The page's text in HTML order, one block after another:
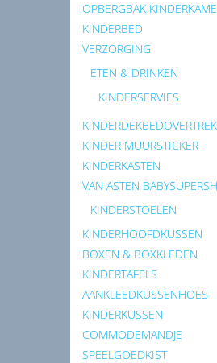
OPBERGBAK
KINDERBED
VERZORGING
ETEN & DRINKEN
KINDERSERVIES
KINDERDEKBEDOVERTREK
KINDER MUURSTICKER
KINDERKASTEN
VAN ASTEN
KINDERSTOELEN
KINDERHOOFDKUSSEN
BOXEN & BOXKLEDEN
KINDERTAFELS
AANKLEEDKUSSENHOES
KINDERKUSSEN
COMMODEMANDJE
SPEELGOEDKIST